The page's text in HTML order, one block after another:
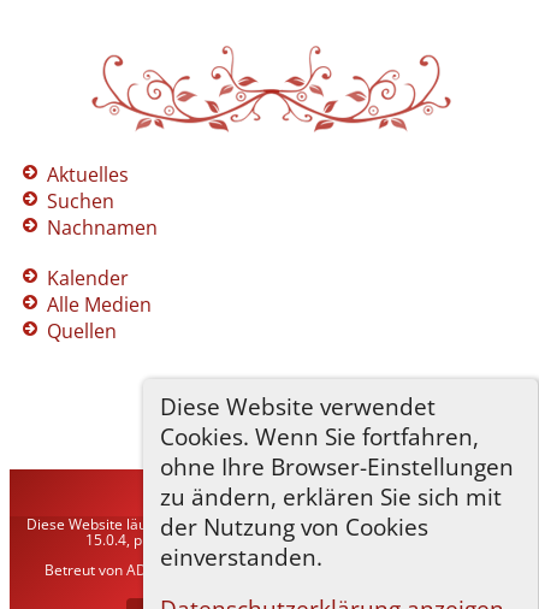
Diese Website verwendet
Cookies. Wenn Sie fortfahren,
ohne Ihre Browser-Einstellungen
zu ändern, erklären Sie sich mit
der Nutzung von Cookies
einverstanden.
Aktuelles
Suchen
Nachnamen
Kalender
Alle Medien
Quellen
TNG-ADLER©2026
Diese Website läuft mitThe Next Generation of Genealogy Sitebuilding
15.0.4, programmiert von Darrin Lythgoe © 2001-2026.
Betreut vonADLER Heraldisch-Genealogische Gesellschaft, Wien